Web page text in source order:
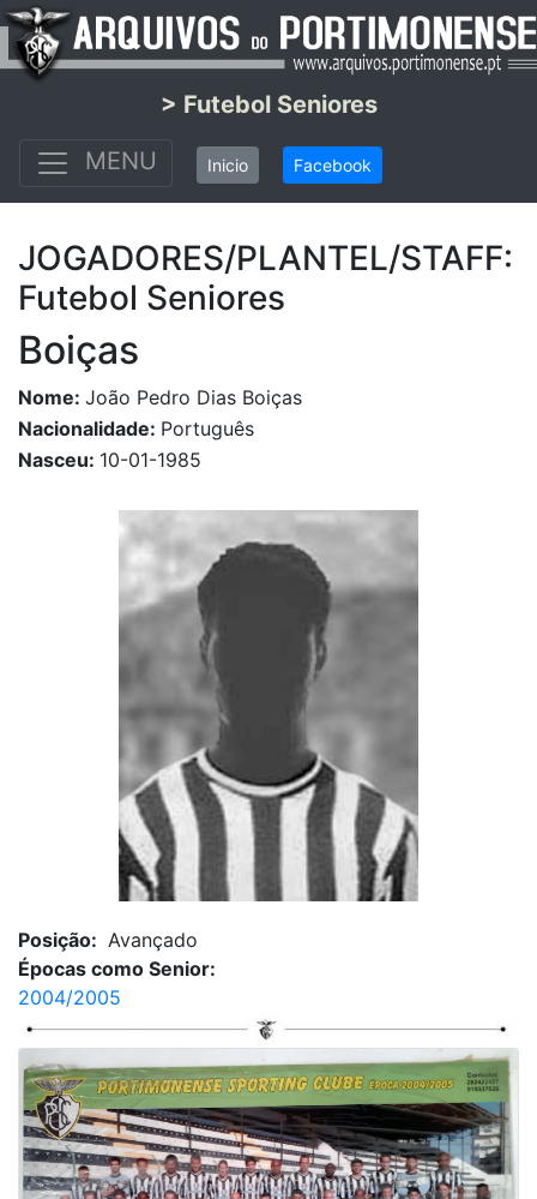
> Futebol Seniores
MENU
Inicio Facebook
JOGADORES/PLANTEL/STAFF:
Futebol Seniores
Boiças
Nome: João Pedro Dias Boiças
Nacionalidade: Português
Nasceu: 10-01-1985
Posição: Avançado
Épocas como Senior:
2004/2005